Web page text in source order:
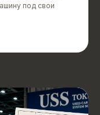
под свои